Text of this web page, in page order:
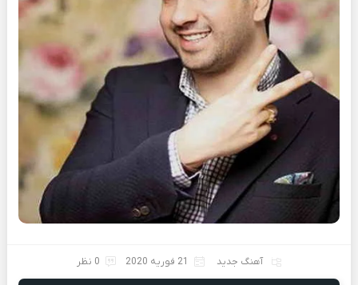
آهنگ جدید 21 فوریه 2020 0 نظر